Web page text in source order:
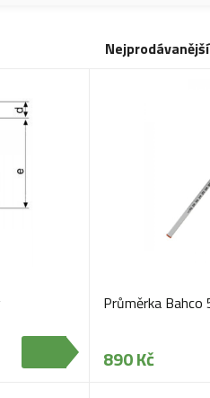
Nejprodávanější
Průměrka Bahco
890 Kč